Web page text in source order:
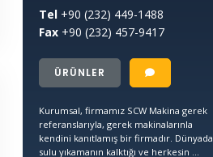
Tel +90 (232) 449-1488
Fax +90 (232) 457-9417
ÜRÜNLER
Kurumsal, firmamız SCW Makina gerek
referanslarıyla, gerek makinalarınla
kendini kanıtlamış bir firmadır. Dünyada
sulu yıkamanın kalktığı ve herkesin ...